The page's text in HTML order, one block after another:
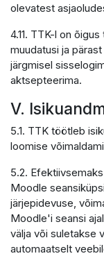
olevatest
4.11. TTK-l on
muudatusi ja
järgmisel
aktsepteerima.
V.
5.1. TTK töötleb
loomise
5.2.
Moodle
järjepidevuse,
Moodle'i seansi
välja või suletakse
automaatselt